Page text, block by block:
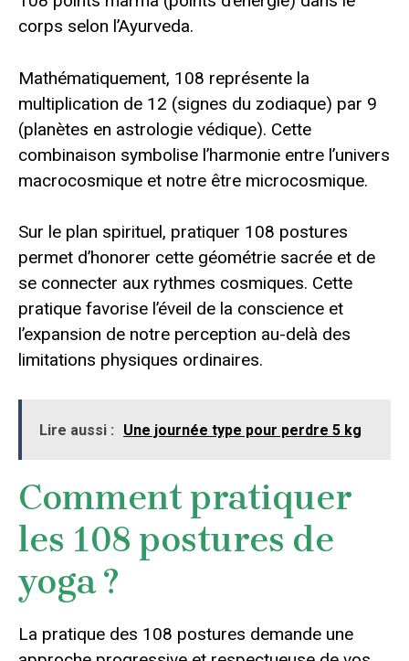
corps selon l’Ayurveda.
Mathématiquement, 108 représente la
multiplication de 12 (signes du zodiaque) par 9
(planètes en astrologie védique). Cette
combinaison symbolise l’harmonie entre l’univers
macrocosmique et notre être microcosmique.
Sur le plan spirituel, pratiquer 108 postures
permet d’honorer cette géométrie sacrée et de
se connecter aux rythmes cosmiques. Cette
pratique favorise l’éveil de la conscience et
l’expansion de notre perception au-delà des
limitations physiques ordinaires.
Lire aussi : Une journée type pour perdre 5 kg
Comment pratiquer
les 108 postures de
yoga ?
La pratique des 108 postures demande une